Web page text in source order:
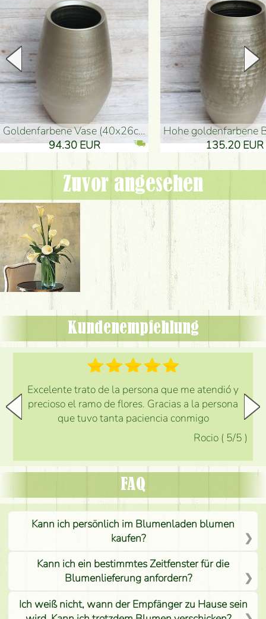
goldenfarbene Vase (40x26cm)
94.30 EUR
hohe goldenfarbene
135.20 EUR
Zuvor angesehen
Kundenempfehlung
Excelente trato de la persona que me atendió y
precioso el ramo de flores. Gracias a la persona
que tuvo tanta paciencia conmigo
Rocio ( 5/5 )
FAQ
Kann ich persönlich im Blumenladen blumen
kaufen?
Kann ich ein bestimmtes Zeitfenster für die
Blumenlieferung anfordern?
Ich weiß nicht, wann der Empfänger zu Hause sein